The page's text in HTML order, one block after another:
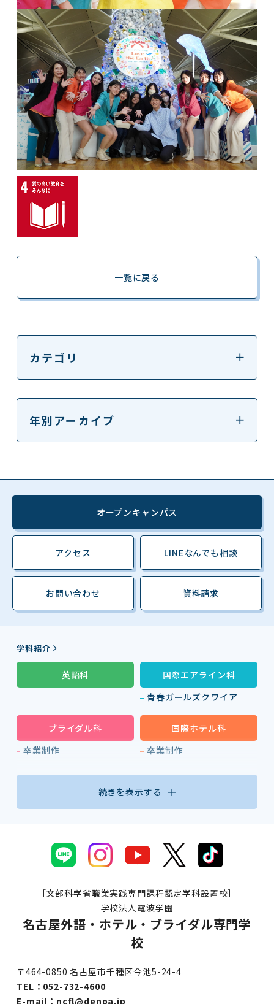
一覧に戻る
カテゴリ
年別アーカイブ
オープンキャンパス
アクセス LINEなんでも相談
お問い合わせ 資料請求
学科紹介
英語科
国際エアライン科
青春ガールズクワイア
ブライダル科
卒業制作
国際ホテル科
卒業制作
続きを表示する
［文部科学省職業実践専門課程認定学科設置校］
学校法人電波学園
名古屋外語・ホテル・ブライダル専門学
校
〒464-0850 名古屋市千種区今池5-24-4
TEL： 052-732-4600
E-mail： ncfl@denpa.jp